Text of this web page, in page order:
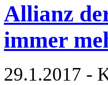
Allianz
immer
29.1.2017 -